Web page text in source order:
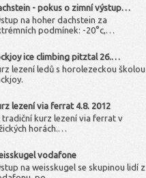
- pokus o zimní výstup…
na hoher dachstein za
podmínek: -20°c,…
ice climbing pitztal 26.…
lezení ledů s horolezeckou školou
lezení via ferrat 4.8. 2012
tradiční kurz lezení via ferrat v
horách.…
vodafone
na weisskugel se skupinou lidí z